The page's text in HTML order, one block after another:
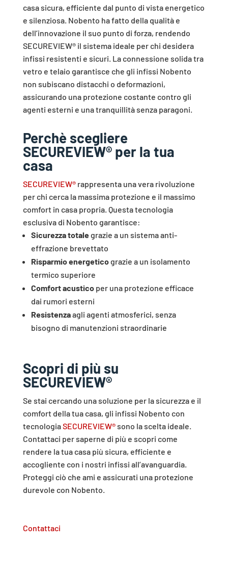
casa sicura, efficiente dal punto di vista energetico
e silenziosa. Nobento ha fatto della qualità e
dell’innovazione il suo punto di forza, rendendo
SECUREVIEW® il sistema ideale per chi desidera
infissi resistenti e sicuri. La connessione solida tra
vetro e telaio garantisce che gli infissi Nobento
non subiscano distacchi o deformazioni,
assicurando una protezione costante contro gli
agenti esterni e una tranquillità senza paragoni.
Perchè scegliere
SECUREVIEW® per la tua
casa
SECUREVIEW®rappresenta una vera rivoluzione
per chi cerca la massima protezione e il massimo
comfort in casa propria. Questa tecnologia
esclusiva di Nobento garantisce:
Sicurezza totalegrazie a un sistema anti-
effrazione brevettato
Risparmio energeticograzie a un isolamento
termico superiore
Comfort acusticoper una protezione efficace
dai rumori esterni
Resistenzaagli agenti atmosferici, senza
bisogno di manutenzioni straordinarie
Scopri di più su
SECUREVIEW®
Se stai cercando una soluzione per la sicurezza e il
comfort della tua casa, gli infissi Nobento con
tecnologiaSECUREVIEW®sono la scelta ideale.
Contattaci per saperne di più e scopri come
rendere la tua casa più sicura, efficiente e
accogliente con i nostri infissi all’avanguardia.
Proteggi ciò che ami e assicurati una protezione
durevole con Nobento.
Contattaci